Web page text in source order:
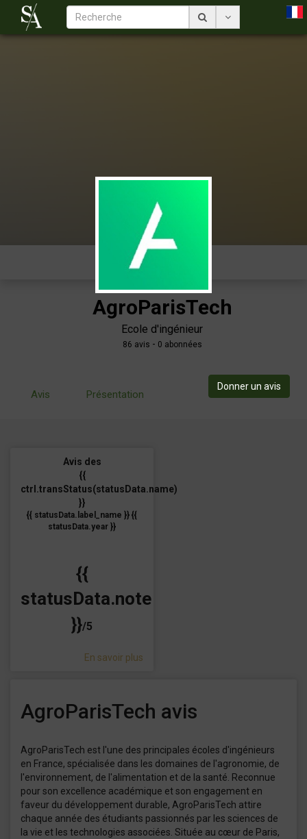
AgroParisTech
Ecole d'ingénieur
86 avis - 0 abonnées
Donner un avis
Avis Présentation
Avis des
{{
ctrl.transStatus(statusData.name)
}}
{{ statusData.label_name }} {{
statusData.year }}
{{
statusData.note
}}/5
En savoir plus
AgroParisTech avis
AgroParisTech est l'une des principales écoles d'ingénieurs
en France, spécialisée dans les domaines de l'agronomie, de
l'environnement, de l'alimentation et de la santé. Reconnue
pour son excellence académique et son engagement en
faveur du développement durable, AgroParisTech attire
chaque année des étudiants passionnés par les sciences de
la vie et les technologies associées. Située au cœur de Paris,